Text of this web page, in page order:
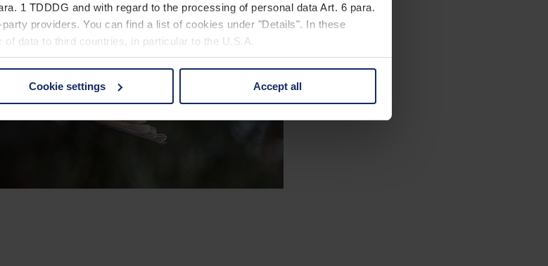
1 TDDDG and with regard to the processing of personal data Art. 6 para.
providers. You can find a list of cookies under "Details". In these
data to third countries, in particular to the U.S.A.
by clicking on the "Accept all" button or change your mind by clicking
your rights can be found in our
Cookie settings Accept all